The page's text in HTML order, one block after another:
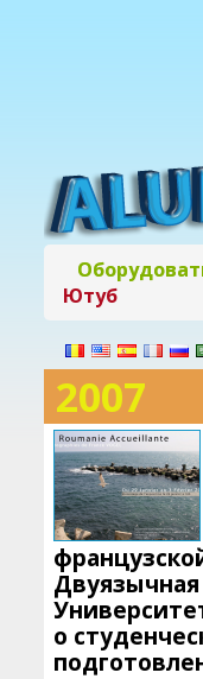
Ютуб
2007
о